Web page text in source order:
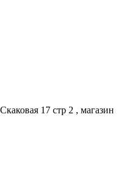
17 стр 2 , магазин